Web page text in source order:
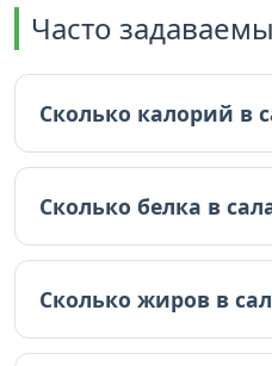
Часто
Сколько калорий в
В салате из капусты с
Сколько белка в
В салате из капусты с
Сколько жиров в
В салате из капусты с